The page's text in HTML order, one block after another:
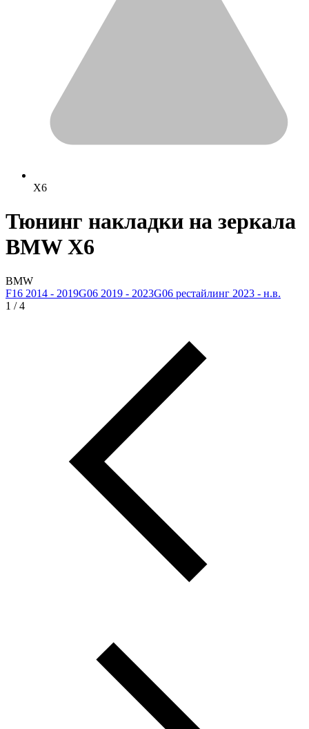
X6
Тюнинг накладки на зеркала
BMW X6
BMW
F16 2014 - 2019G06 2019 - 2023G06 рестайлинг 2023 - н.в.
1 /4